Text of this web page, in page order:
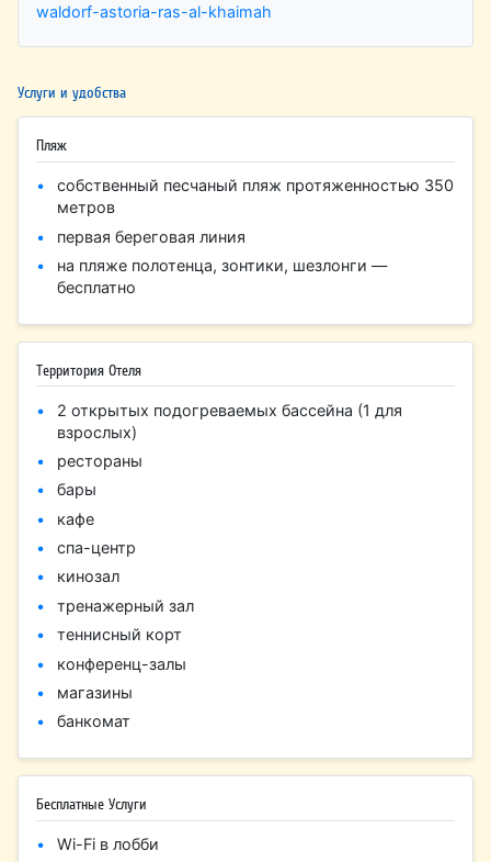
waldorf-astoria-ras-al-khaimah
Услуги и удобства
Пляж
собственный песчаный пляж протяженностью 350
метров
первая береговая линия
на пляже полотенца, зонтики, шезлонги —
бесплатно
Территория Отеля
2 открытых подогреваемых бассейна (1 для
взрослых)
рестораны
бары
кафе
спа-центр
кинозал
тренажерный зал
теннисный корт
конференц-залы
магазины
банкомат
Бесплатные Услуги
Wi-Fi в лобби